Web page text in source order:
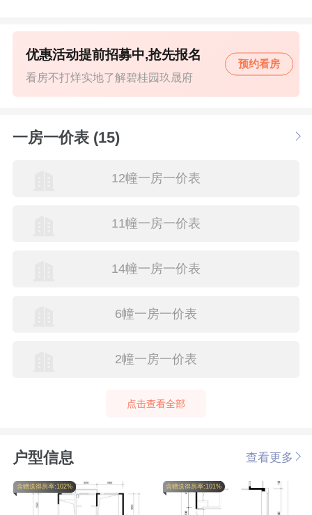
看房不打烊实地了解碧桂园玖晟府
优惠活动提前招募中,抢先报名
预约看房
一房一价表 (15)
12幢一房一价表
11幢一房一价表
14幢一房一价表
6幢一房一价表
2幢一房一价表
点击查看全部
户型信息 查看更多
含赠送得房率:102% 含赠送得房率:101%